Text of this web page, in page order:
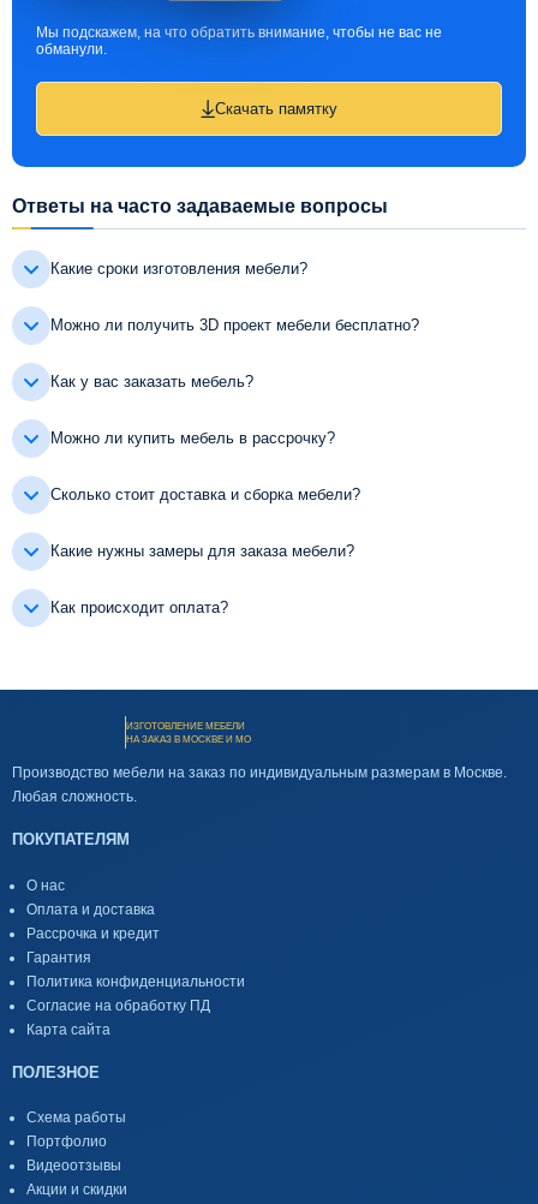
Мы подскажем, на что обратить внимание, чтобы не вас не
обманули.
Скачать памятку
Ответы на часто задаваемые вопросы
Какие сроки изготовления мебели?
Можно ли получить 3D проект мебели бесплатно?
Как у вас заказать мебель?
Можно ли купить мебель в рассрочку?
Сколько стоит доставка и сборка мебели?
Какие нужны замеры для заказа мебели?
Как происходит оплата?
ИЗГОТОВЛЕНИЕ МЕБЕЛИ
НА ЗАКАЗ В МОСКВЕ И МО
Производство мебели на заказ по индивидуальным размерам в Москве.
Любая сложность.
ПОКУПАТЕЛЯМ
О нас
Оплата и доставка
Рассрочка и кредит
Гарантия
Политика конфиденциальности
Согласие на обработку ПД
Карта сайта
ПОЛЕЗНОЕ
Схема работы
Портфолио
Видеоотзывы
Акции и скидки